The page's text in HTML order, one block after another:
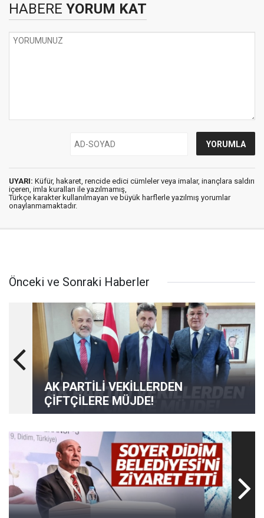
HABERE YORUM KAT
UYARI: Küfür, hakaret, rencide edici cümleler veya imalar, inançlara saldırı
içeren, imla kuralları ile yazılmamış,
Türkçe karakter kullanılmayan ve büyük harflerle yazılmış yorumlar
onaylanmamaktadır.
Önceki ve Sonraki Haberler
AK PARTİLİ VEKİLLERDEN
ÇİFTÇİLERE MÜJDE!